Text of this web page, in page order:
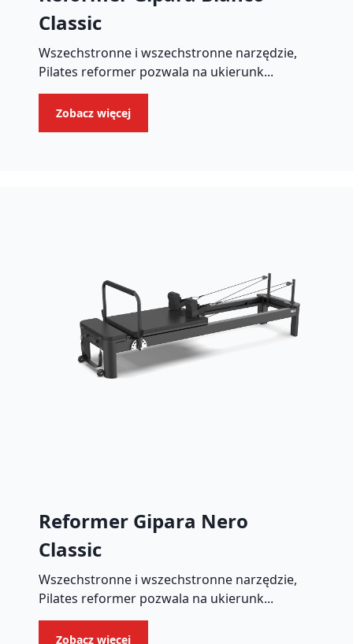
Classic
Wszechstronne i wszechstronne narzędzie,
Pilates reformer pozwala na ukierunk...
Zobacz więcej
Reformer Gipara Nero
Classic
Wszechstronne i wszechstronne narzędzie,
Pilates reformer pozwala na ukierunk...
Zobacz więcej